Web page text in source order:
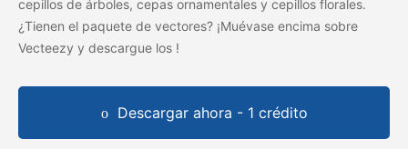
cepillos de árboles, cepas ornamentales y cepillos florales.
¿Tienen el paquete de vectores? ¡Muévase encima sobre
Vecteezy y descargue los !
Descargar ahora - 1 crédito